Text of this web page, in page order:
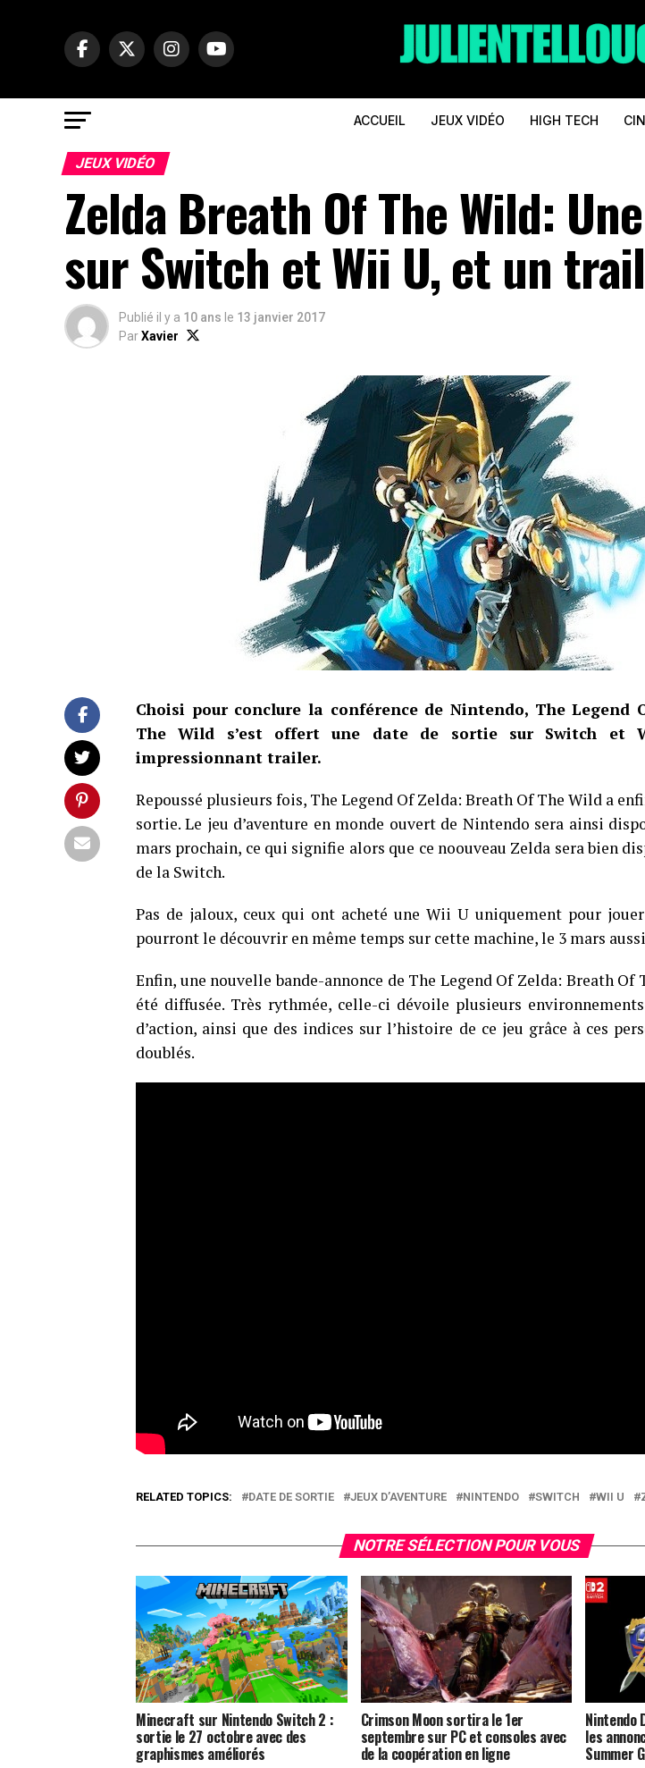
ACCUEIL JEUX VIDÉO HIGH TECH
JEUX VIDÉO
Zelda Breath Of The Wild:
sur Switch et Wii U, et un
Publié il y a 10 ans le 13 janvier 2017
ParXavier
Choisi pour conclure la conférence de Nintendo, The Legend
The Wild s’est offert une date de sortie sur Switch et
impressionnant trailer.
Repoussé plusieurs fois, The Legend Of Zelda: Breath Of The Wild a
sortie. Le jeu d’aventure en monde ouvert de Nintendo sera ainsi
mars prochain, ce qui signifie alors que ce noouveau Zelda sera bien
de la Switch.
Pas de jaloux, ceux qui ont acheté une Wii U uniquement pour
pourront le découvrir en même temps sur cette machine, le 3 mars
Enfin, une nouvelle bande-annonce de The Legend Of Zelda: Breath
été diffusée. Très rythmée, celle-ci dévoile plusieurs
d’action, ainsi que des indices sur l’histoire de ce jeu grâce à ces
doublés.
RELATED TOPICS: DATE DE SORTIE JEUX D’AVENTURE NINTENDO SWITCH WII U
NOTRE SÉLECTION POUR VOUS
Minecraft sur Nintendo Switch 2 :
sortie le 27 octobre avec des
graphismes améliorés
Crimson Moon sortira le 1er
septembre sur PC et consoles avec
de la coopération en ligne
Nintendo
les
Summer